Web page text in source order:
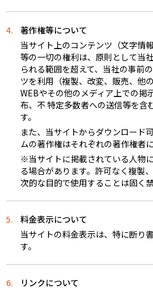
4.
著作権等について
当サイト上のコンテンツ（文字情
等の一切の権利は、原則として当
られる範囲を超えて、当社の事前
ツを利用（複製、改変、販売、他
WEBやその他のメディア上での掲
布、不 特定多数者への送信等を含
す。
また、当サイトからダウンロード
ムの著作権はそれぞれの著作権者
※当サイトに掲載されている人物
る場合があります。許可なく複製
次的な目的で使用することは固く禁
5.
料金表示について
当サイトの料金表示は、特に断り
す。
6.
リンクについて